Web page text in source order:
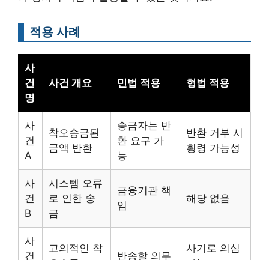
적용 사례
사
건
명
사건 개요 민법 적용 형법 적용
사
건
A
착오송금된
금액 반환
송금자는 반
환 요구 가
능
반환 거부 시
횡령 가능성
사
건
B
시스템 오류
로 인한 송
금
금융기관 책
임
해당 없음
사
건
고의적인 착
반송할 의무
사기로 의심